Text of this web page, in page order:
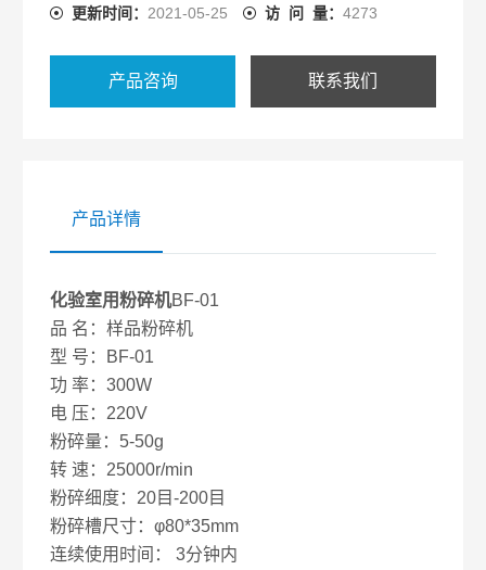
末，操作简易，化验室用制作过程中，无粉尘、噪音
更新时间： 2021-05-25 访 问 量： 4273
产品咨询 联系我们
产品详情
化验室用粉碎机BF-01
品 名：样品粉碎机
型 号：BF-01
功 率：300W
电 压：220V
粉碎量：5-50g
转 速：25000r/min
粉碎细度：20目-200目
粉碎槽尺寸：φ80*35mm
连续使用时间： 3分钟内